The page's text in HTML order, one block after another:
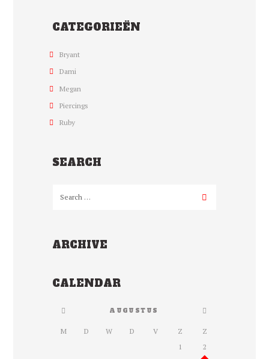
CATEGORIEËN
Bryant
Dami
Megan
Piercings
Ruby
SEARCH
ARCHIVE
CALENDAR
AUGUSTUS
M D W D V Z
Z
1
2